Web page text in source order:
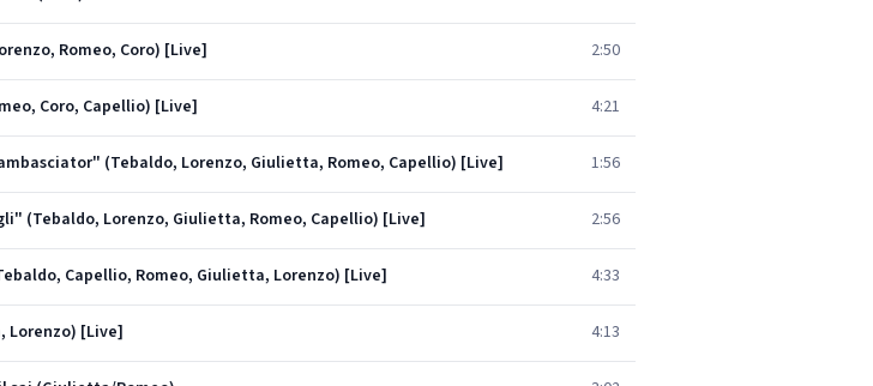
Romeo, Coro) [Live] 2:50
Coro, Capellio) [Live] 4:21
(Tebaldo, Lorenzo, Giulietta, Romeo, Capellio) [Live] 1:56
(Tebaldo, Lorenzo, Giulietta, Romeo, Capellio) [Live] 2:56
Capellio, Romeo, Giulietta, Lorenzo) [Live] 4:33
Lorenzo) [Live] 4:13